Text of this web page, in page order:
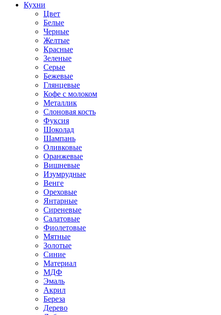
Кухни
Цвет
Белые
Черные
Желтые
Красные
Зеленые
Серые
Бежевые
Глянцевые
Кофе с молоком
Металлик
Слоновая кость
Фуксия
Шоколад
Шампань
Оливковые
Оранжевые
Вишневые
Изумрудные
Венге
Ореховые
Янтарные
Сиреневые
Салатовые
Фиолетовые
Мятные
Золотые
Синие
Материал
МДФ
Эмаль
Акрил
Береза
Дерево